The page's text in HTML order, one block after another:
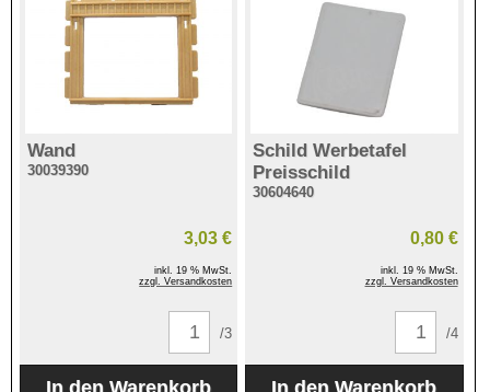
Wand
30039390
3,03 €
inkl. 19 % MwSt.
zzgl. Versandkosten
/3
Schild Werbetafel
Preisschild
30604640
0,80 €
inkl. 19 % MwSt.
zzgl. Versandkosten
/4